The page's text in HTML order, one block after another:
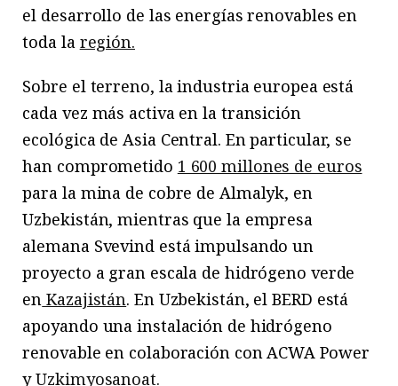
el desarrollo de las energías renovables en
toda la región.
Sobre el terreno, la industria europea está
cada vez más activa en la transición
ecológica de Asia Central. En particular, se
han comprometido 1 600 millones de euros
para la mina de cobre de Almalyk, en
Uzbekistán, mientras que la empresa
alemana Svevind está impulsando un
proyecto a gran escala de hidrógeno verde
en Kazajistán. En Uzbekistán, el BERD está
apoyando una instalación de hidrógeno
renovable en colaboración con ACWA Power
yUzkimyosanoat.